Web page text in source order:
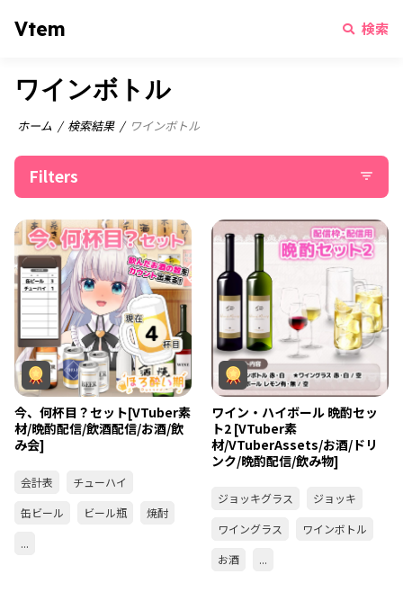
Vtem 検索
ワインボトル
ホーム 検索結果 ワインボトル
Filters filter_list
今、何杯目？セット[VTuber素
材/晩酌配信/飲酒配信/お酒/飲
み会]
会計表
チューハイ
缶ビール
ビール瓶
焼酎
...
ワイン・ハイボール 晩酌セッ
ト2 [VTuber素
材/VTuberAssets/お酒/ドリ
ンク/晩酌配信/飲み物]
ジョッキグラス
ジョッキ
ワイングラス
ワインボトル
お酒
...